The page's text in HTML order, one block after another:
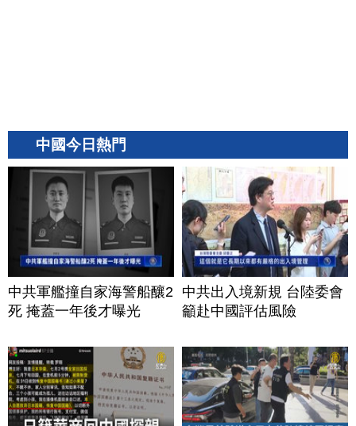
中國今日熱門
中共軍艦撞自家海警船釀2
死 掩蓋一年後才曝光
中共出入境新規 台陸委會
籲赴中國評估風險